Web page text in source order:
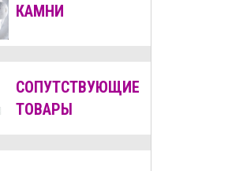
КАМНИ
СОПУТСТВУЮЩИЕ
ТОВАРЫ